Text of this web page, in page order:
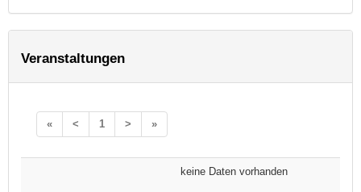
Veranstaltungen
« < 1 > »
keine Daten vorhanden